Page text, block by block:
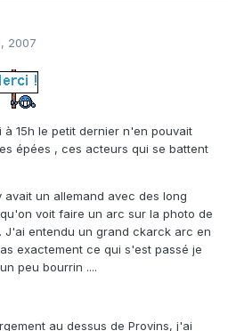
2007
à 15h le petit dernier n'en pouvait
épées , ces acteurs qui se battent
un allemand avec des long
voit faire un arc sur la photo de
J'ai entendu un grand ckarck arc en
exactement ce qui s'est passé je
peu bourrin ....
au dessus de Provins, j'ai